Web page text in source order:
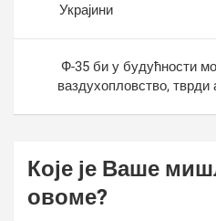
Украјини
Ф-35 би у будућности
ваздухопловство,
Које је Ваше
овоме?